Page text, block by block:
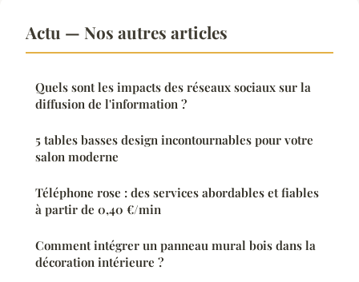
Actu — Nos autres articles
Quels sont les impacts des réseaux sociaux sur la
diffusion de l'information ?
5 tables basses design incontournables pour votre
salon moderne
Téléphone rose : des services abordables et fiables
à partir de 0,40 €/min
Comment intégrer un panneau mural bois dans la
décoration intérieure ?